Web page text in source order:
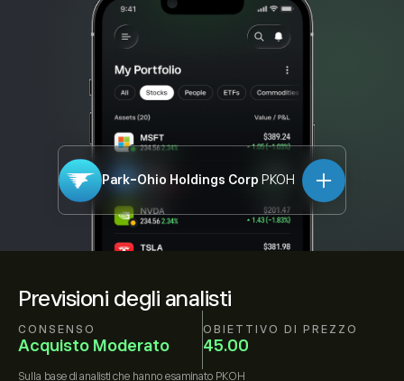
Previsioni degli analisti
CONSENSO
Acquisto Moderato
OBIETTIVO DI PREZZO
45.00
Sulla base di analisti che hanno esaminato PKOH
Park-Ohio Holdings Corp PKOH